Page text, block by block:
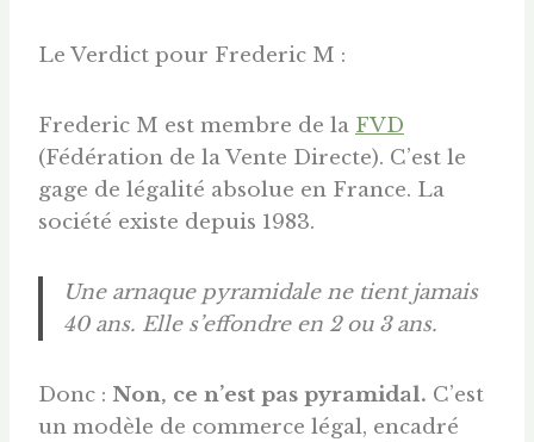
Le Verdict pour Frederic M :
Frederic M est membre de la FVD
(Fédération de la Vente Directe). C’est le
gage de légalité absolue en France. La
société existe depuis 1983.
Une arnaque pyramidale ne tient jamais
40 ans. Elle s’effondre en 2 ou 3 ans.
Donc : Non, ce n’est pas pyramidal. C’est
un modèle de commerce légal, encadré